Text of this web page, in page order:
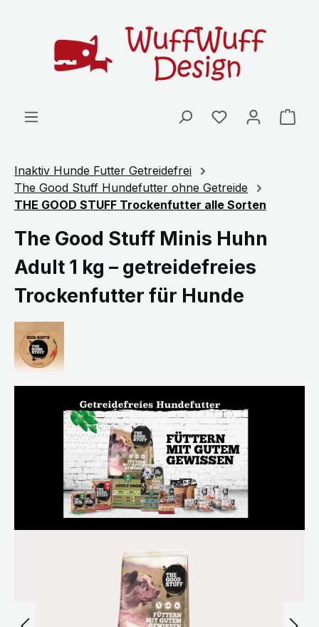
Inaktiv Hunde Futter Getreidefrei
The Good Stuff Hundefutter ohne Getreide
THE GOOD STUFF Trockenfutter alle Sorten
The Good Stuff Minis Huhn
Adult 1 kg – getreidefreies
Trockenfutter für Hunde
Bildergalerie überspringen